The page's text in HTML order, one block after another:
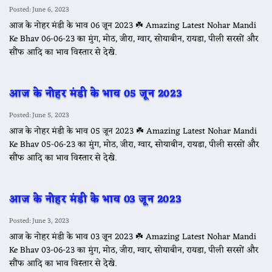
Posted: June 6, 2023
आज के नोहर मंडी के भाव 06 जून 2023 ☘️ Amazing Latest Nohar Mandi
Ke Bhav 06-06-23 का मुंग, मोठ, जीरा, ग्वार, सोयाबीन, रायडा, पीली सरसों और
सौंफ आदि का भाव विस्तार से देखे.
आज के नोहर मंडी के भाव 05 जून 2023
Posted: June 5, 2023
आज के नोहर मंडी के भाव 05 जून 2023 ☘️ Amazing Latest Nohar Mandi
Ke Bhav 05-06-23 का मुंग, मोठ, जीरा, ग्वार, सोयाबीन, रायडा, पीली सरसों और
सौंफ आदि का भाव विस्तार से देखे.
आज के नोहर मंडी के भाव 03 जून 2023
Posted: June 3, 2023
आज के नोहर मंडी के भाव 03 जून 2023 ☘️ Amazing Latest Nohar Mandi
Ke Bhav 03-06-23 का मुंग, मोठ, जीरा, ग्वार, सोयाबीन, रायडा, पीली सरसों और
सौंफ आदि का भाव विस्तार से देखे.